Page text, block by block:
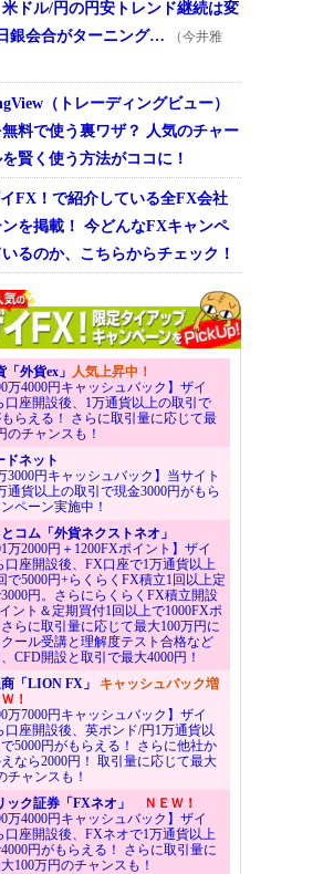
ドル/円の円安トレンド継続は変
銀会合がターニング…
（今井雅
（トレーディングビュー）
料で使う裏ワザ？ 人気のチャー
を賢く使う方法がココに！
FX！で紹介している全FX会社
を掲載！ 今どんなFXキャンペ
るのか、こちらからチェック！
外貨ex」 人気上昇中！
万4000円キャッシュバック】ザイ
口座開設後、1万通貨以上の取引で
もらえる！ さらに取引量に応じて最
のチャンスも！
ドネット
3000円キャッシュバック】当サイト
通貨以上の取引で現金3000円がもら
ペーン実施中！
コム「外貨ネクストネオ」
万2000円＋1200FXポイント】ザイ
口座開設後、FX口座で1万通貨以上
で5000円+らくらくFX積立1回以上定
円。さらにらくらくFX積立開設
ント＆定期買付1回以上で1000FXポ
らに取引量に応じて最大100万円に
ール受講と理解度テスト合格など
CFD開設と取引で最大4000円！
「LION FX」 キャッシュバック増
！
万7000円キャッシュバック】ザイ
口座開設後、英ポンド/円1万通貨以
5000円がもらえる！ さらに他社か
なら2000円！ 取引量に応じて最大
チャンスも！
ック証券「FXネオ」
ＮＥＷ！
万4000円キャッシュバック】ザイ
口座開設後、FXネオで1万通貨以上
円がもらえる！ さらに取引量に
100万円のチャンスも！